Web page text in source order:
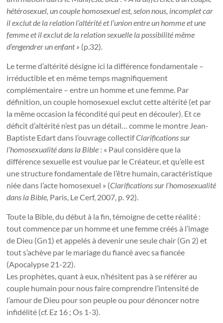
hétérosexuel, un couple homosexuel est, selon nous, incomplet car
il exclut de la relation l’altérité et l’union entre un homme et une
femme et il exclut de la relation sexuelle la possibilité même
d’engendrer un enfant » (p.32).
Le terme d’altérité désigne ici la différence fondamentale –
irréductible et en même temps magnifiquement
complémentaire – entre un homme et une femme. Par
définition, un couple homosexuel exclut cette altérité (et par
la même occasion la fécondité qui peut en découler). Et ce
déficit d’altérité n’est pas un détail… comme le montre Jean-
Baptiste Edart dans l’ouvrage collectifClarifications sur
l’homosexualité dans la Bible : « Paul considère que la
différence sexuelle est voulue par le Créateur, et qu’elle est
une structure fondamentale de l’être humain, caractéristique
niée dans l’acte homosexuel » (Clarifications sur l’homosexualité
dans la Bible, Paris, Le Cerf, 2007, p. 92).
Toute la Bible, du début à la fin, témoigne de cette réalité :
tout commence par un homme et une femme créés à l’image
de Dieu (Gn1) et appelés à devenir une seule chair (Gn 2) et
tout s’achève par le mariage du fiancé avec sa fiancée
(Apocalypse 21-22).
Les prophètes, quant à eux, n’hésitent pas à se référer au
couple humain pour nous faire comprendre l’intensité de
l’amour de Dieu pour son peuple ou pour dénoncer notre
infidélité (cf. Ez 16 ; Os 1-3).